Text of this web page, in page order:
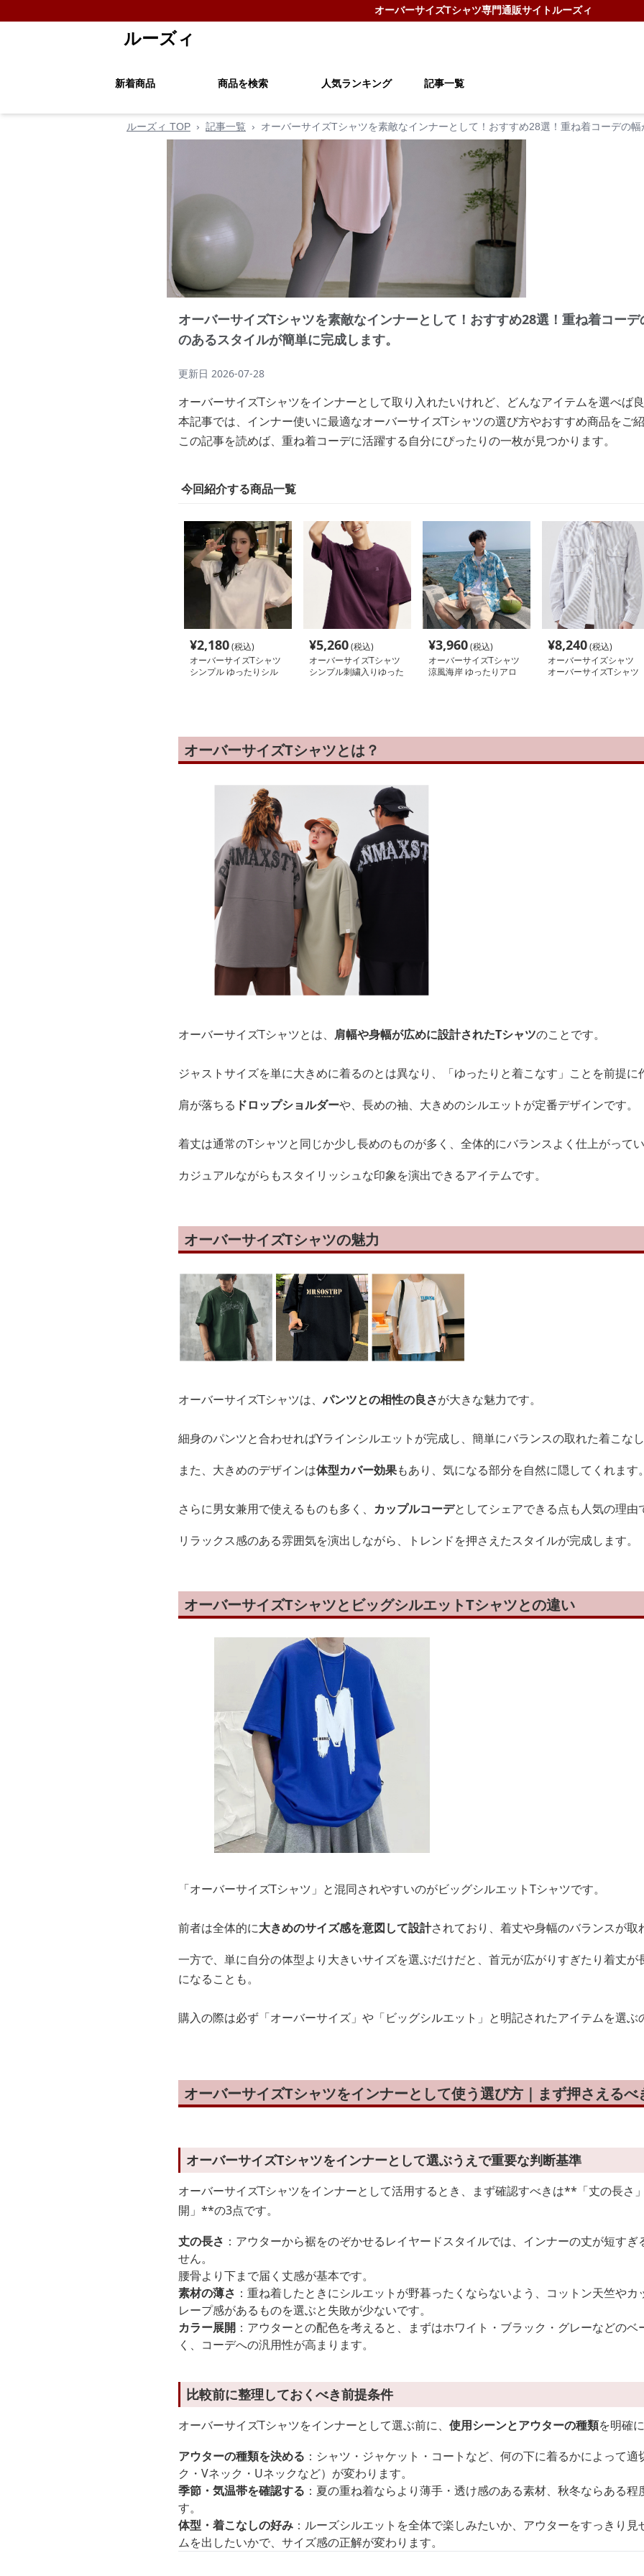
オーバーサイズTシャツ専門通販サイトルーズィ
ルーズィ
新着商品 商品を検索 人気ランキング 記事一覧
ルーズィ TOP › 記事一覧 › オーバーサイズTシャツを素敵なインナーとして！おすすめ28選！重ね着コーデの
オーバーサイズTシャツを素敵なインナーとして！おすすめ28選！重ね着コー
のあるスタイルが簡単に完成します。
更新日 2026-07-28
オーバーサイズTシャツをインナーとして取り入れたいけれど、どんなアイテムを選べば
本記事では、インナー使いに最適なオーバーサイズTシャツの選び方やおすすめ商品をご紹
この記事を読めば、重ね着コーデに活躍する自分にぴったりの一枚が見つかります。
今回紹介する商品一覧
¥2,180(税込)
オーバーサイズTシャツ
シンプル ゆったりシル
¥5,260(税込)
オーバーサイズTシャツ
シンプル刺繍入りゆった
¥3,960(税込)
オーバーサイズTシャツ
涼風海岸 ゆったりアロ
¥8,240(税込)
オーバーサイズシャツ
オーバーサイズTシャツ
オーバーサイズTシャツとは？
オーバーサイズTシャツとは、 肩幅や身幅が広めに設計されたTシャツのことです。
ジャストサイズを単に大きめに着るのとは異なり、「ゆったりと着こなす」ことを前提に
肩が落ちる ドロップショルダーや、長めの袖、大きめのシルエットが定番デザインです。
着丈は通常のTシャツと同じか少し長めのものが多く、全体的にバランスよく仕上がってい
カジュアルながらもスタイリッシュな印象を演出できるアイテムです。
オーバーサイズTシャツの魅力
オーバーサイズTシャツは、パンツとの相性の良さが大きな魅力です。
細身のパンツと合わせればYラインシルエットが完成し、簡単にバランスの取れた着こなし
また、大きめのデザインは体型カバー効果もあり、気になる部分を自然に隠してくれます。
さらに男女兼用で使えるものも多く、 カップルコーデとしてシェアできる点も人気の理由
リラックス感のある雰囲気を演出しながら、トレンドを押さえたスタイルが完成します。
オーバーサイズTシャツとビッグシルエットTシャツとの違い
「オーバーサイズTシャツ」と混同されやすいのがビッグシルエットTシャツです。
前者は全体的に大きめのサイズ感を意図して設計されており、着丈や身幅のバランスが取
一方で、単に自分の体型より大きいサイズを選ぶだけだと、首元が広がりすぎたり着丈
になることも。
購入の際は必ず「オーバーサイズ」や「ビッグシルエット」と明記されたアイテムを選ぶ
オーバーサイズTシャツをインナーとして使う選び方｜まず押さえるべ
オーバーサイズTシャツをインナーとして選ぶうえで重要な判断基準
オーバーサイズTシャツをインナーとして活用するとき、まず確認すべきは**「丈の長さ
開」**の3点です。
丈の長さ ：アウターから裾をのぞかせるレイヤードスタイルでは、インナーの丈が短すぎ
せん。
腰骨より下まで届く丈感が基本です。
素材の薄さ ：重ね着したときにシルエットが野暮ったくならないよう、コットン天竺や
レープ感があるものを選ぶと失敗が少ないです。
カラー展開 ：アウターとの配色を考えると、まずはホワイト・ブラック・グレーなどの
く、コーデへの汎用性が高まります。
比較前に整理しておくべき前提条件
オーバーサイズTシャツをインナーとして選ぶ前に、 使用シーンとアウターの種類を明確
アウターの種類を決める ：シャツ・ジャケット・コートなど、何の下に着るかによって
ク・Vネック・Uネックなど）が変わります。
季節・気温帯を確認する ：夏の重ね着ならより薄手・透け感のある素材、秋冬ならある
す。
体型・着こなしの好み ：ルーズシルエットを全体で楽しみたいか、アウターをすっきり
ムを出したいかで、サイズ感の正解が変わります。